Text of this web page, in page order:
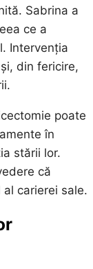
Sabrina a
ce a
Intervenția
din fericire,
poate
în
stării lor.
că
carierei sale.